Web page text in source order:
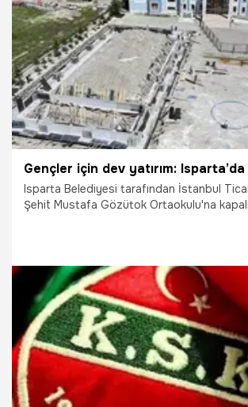
13.05.2026 Ekonomi
Isparta Belediyesi tarafından İstanbul
Şehit Mustafa Gözütok Ortaokulu'na
12.05.2026 Gündem